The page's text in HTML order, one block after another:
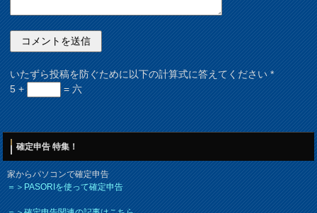
いたずら投稿を防ぐために以下の計算式に答えてください*
5 +
= 六
確定申告 特集！
家からパソコンで確定申告
＝＞PASORIを使って確定申告